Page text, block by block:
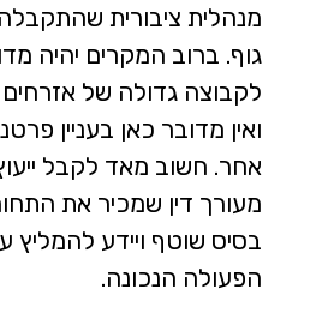
מנהלית ציבורית שהתקבלה
גוף. ברוב המקרים יהיה
לקבוצה גדולה של
ואין מדובר כאן בעניין
אחר. חשוב מאד לקבל
מעורך דין שמכיר את
בסיס שוטף ויידע להמליץ
הפעולה הנכונה.